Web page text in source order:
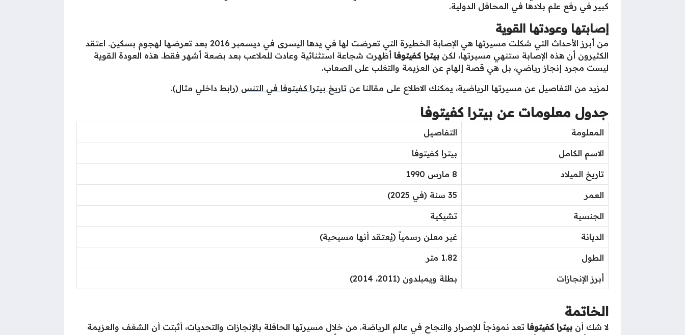
كبير في رفع علم بلادها في المحافل الدولية.
إصابتها وعودتها القوية
من أبرز الأحداث التي شكلت مسيرتها هي الإصابة الخطيرة التي تعرضت لها في يدها اليسرى في ديسمبر 2016 بعد تعرضها لهجوم بسكين. اعتقد
الكثيرون أن هذه الإصابة ستنهي مسيرتها، لكن بيترا كفيتوفا أظهرت شجاعة استثنائية وعادت للملاعب بعد بضعة أشهر فقط. هذه العودة القوية
ليست مجرد إنجاز رياضي، بل هي قصة إلهام عن العزيمة والتغلب على الصعاب.
لمزيد من التفاصيل عن مسيرتها الرياضية، يمكنك الاطلاع على مقالنا عن تاريخ بيترا كفيتوفا في التنس (رابط داخلي مثال).
جدول معلومات عن بيترا كفيتوفا
المعلومة التفاصيل
الاسم الكامل بيترا كفيتوفا
تاريخ الميلاد 8 مارس 1990
العمر 35 سنة (في 2025)
الجنسية تشيكية
الديانة غير معلن رسمياً (يُعتقد أنها مسيحية)
الطول 1.82 متر
أبرز الإنجازات بطلة ويمبلدون (2011، 2014)
الخاتمة
لا شك أن بيترا كفيتوفا تعد نموذجاً للإصرار والنجاح في عالم الرياضة. من خلال مسيرتها الحافلة بالإنجازات والتحديات، أثبتت أن الشغف والعزيمة